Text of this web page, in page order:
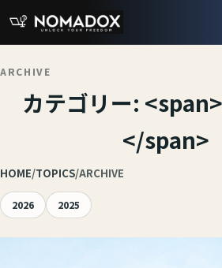
SDGs宣言
会社情報
ARCHIVE
カテゴリー:
</span>
HOME/TOPICS/ARCHIVE
2026 2025